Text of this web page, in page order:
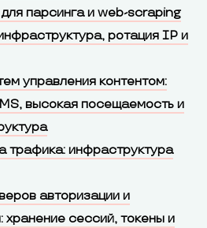
парсинга и web-scraping
ротация IP и
управления контентом:
высокая посещаемость и
трафика: инфраструктура
авторизации и
хранение сессий, токены и